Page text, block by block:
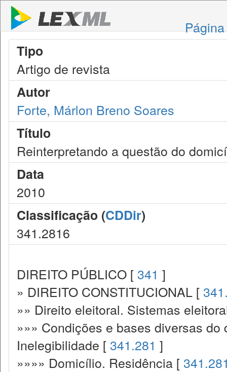
Tipo
Artigo de revista
Autor
Forte, Márlon Breno Soares
Título
Reinterpretando a questão do
Data
2010
Classificação (CDDir)
341.2816
DIREITO PÚBLICO [ 341 ]
» DIREITO CONSTITUCIONAL [
»» Direito eleitoral. Sistemas
»»» Condições e bases diversas
Inelegibilidade [ 341.281 ]
»»»» Domicílio. Residência [